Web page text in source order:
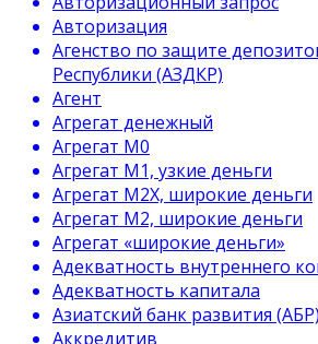
Авторизация
Агенство по защите
Республики (АЗДКР)
Агент
Агрегат денежный
Агрегат М0
Агрегат М1, узкие деньги
Агрегат М2Х, широкие деньги
Агрегат М2, широкие деньги
Агрегат «широкие деньги»
Адекватность внутреннего
Адекватность капитала
Азиатский банк развития (АБР)
Аккредитив